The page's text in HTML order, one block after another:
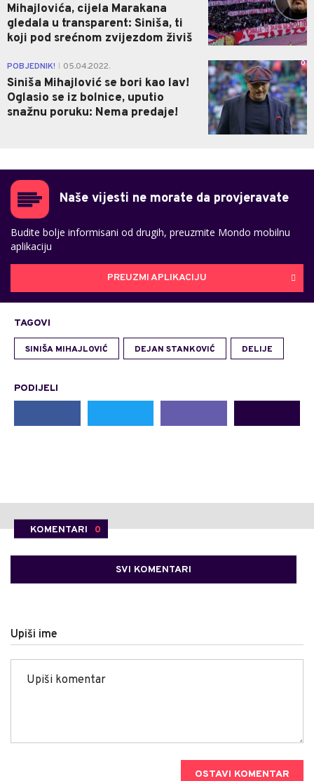
Mihajlovića, cijela Marakana
gledala u transparent: Siniša, ti
koji pod srećnom zvijezdom živiš
POBJEDNIK! 05.04.2022.
Siniša Mihajlović se bori kao lav!
Oglasio se iz bolnice, uputio
snažnu poruku: Nema predaje!
0
Naše vijesti ne morate da provjeravate
Budite bolje informisani od drugih, preuzmite Mondo mobilnu
aplikaciju
PREUZMI APLIKACIJU
TAGOVI
SINIŠA MIHAJLOVIĆ DEJAN STANKOVIĆ DELIJE
PODIJELI
KOMENTARI 0
SVI KOMENTARI
Upiši ime
OSTAVI KOMENTAR